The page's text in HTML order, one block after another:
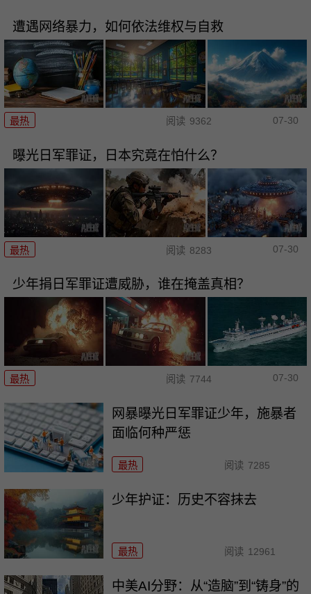
遭遇网络暴力，如何依法维权与自救
最热 阅读 9362 07-30
曝光日军罪证，日本究竟在怕什么？
最热 阅读 8283 07-30
少年捐日军罪证遭威胁，谁在掩盖真相？
最热 阅读 7744 07-30
网暴曝光日军罪证少年，施暴者
面临何种严惩
最热 阅读 7285
少年护证：历史不容抹去
最热 阅读 12961
中美AI分野：从“造脑”到“铸身”的